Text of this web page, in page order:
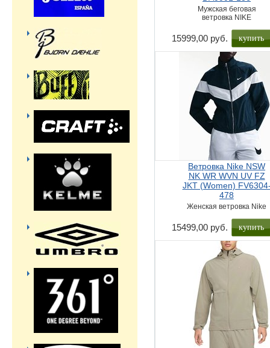
Мужская беговая
ветровка NIKE
15999,00 руб. купить
Ветровка Nike NSW
NK WR WVN UV FZ
JKT (Women)
478
Женская ветровка Nike
15499,00 руб. купить